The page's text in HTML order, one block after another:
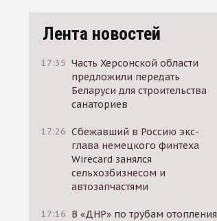
Лента новостей
17:35 Часть Херсонской области
предложили передать
Беларуси для строительства
санаториев
17:26 Сбежавший в Россию экс-
глава немецкого финтеха
Wirecard занялся
сельхозбизнесом и
автозапчастями
17:16 В «ДНР» по трубам отопления